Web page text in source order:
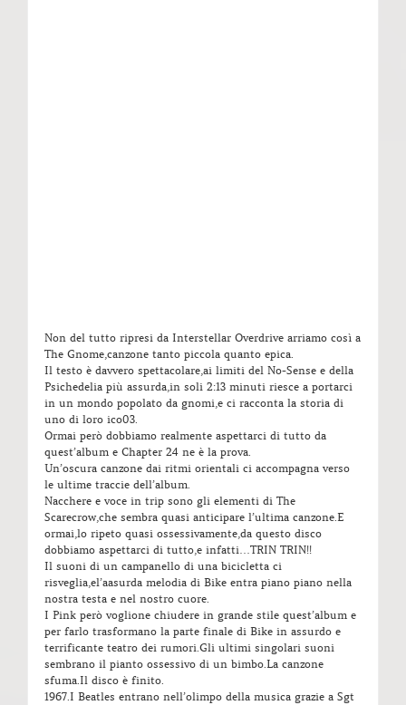
Non del tutto ripresi da Interstellar Overdrive arriamo così a
The Gnome,canzone tanto piccola quanto epica.
Il testo è davvero spettacolare,ai limiti del No-Sense e della
Psichedelia più assurda,in soli 2:13 minuti riesce a portarci
in un mondo popolato da gnomi,e ci racconta la storia di
uno di loro ico03.
Ormai però dobbiamo realmente aspettarci di tutto da
quest’album e Chapter 24 ne è la prova.
Un’oscura canzone dai ritmi orientali ci accompagna verso
le ultime traccie dell’album.
Nacchere e voce in trip sono gli elementi di The
Scarecrow,che sembra quasi anticipare l’ultima canzone.E
ormai,lo ripeto quasi ossessivamente,da questo disco
dobbiamo aspettarci di tutto,e infatti…TRIN TRIN!!
Il suoni di un campanello di una bicicletta ci
risveglia,el’aasurda melodia di Bike entra piano piano nella
nostra testa e nel nostro cuore.
I Pink però voglione chiudere in grande stile quest’album e
per farlo trasformano la parte finale di Bike in assurdo e
terrificante teatro dei rumori.Gli ultimi singolari suoni
sembrano il pianto ossessivo di un bimbo.La canzone
sfuma.Il disco è finito.
1967.I Beatles entrano nell’olimpo della musica grazie a Sgt